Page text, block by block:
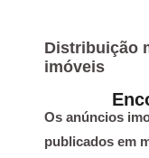
Distribuição
imóveis
Os anúncios
publicados em